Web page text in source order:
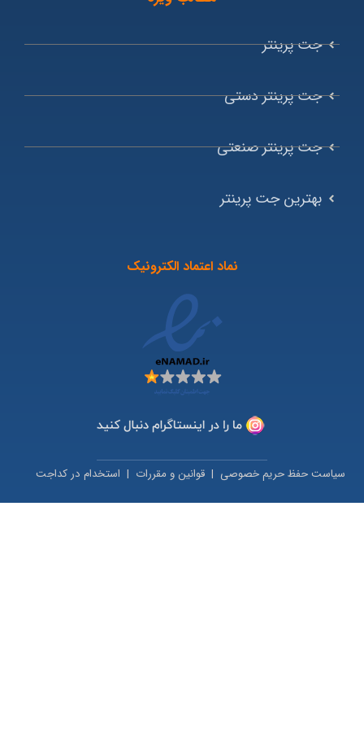
جت پرینتر
جت پرینتر دستی
جت پرینتر صنعتی
بهترین جت پرینتر
نماد اعتماد الکترونیک
سیاست حفظ حریم خصوصی| قوانین و مقررات| استخدام در کداجت